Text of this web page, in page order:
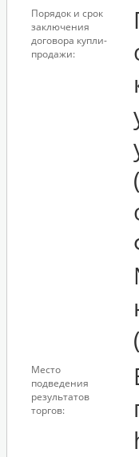
Порядок и срок
заключения
договора купли-
продажи:
Место
подведения
результатов
торгов: